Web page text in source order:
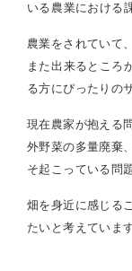
いる農業における
農業をされていて
また出来るとこ
る方にぴったりの
現在農家が抱える
外野菜の多量廃棄
そ起こっている問
畑を身近に感じる
たいと考えています